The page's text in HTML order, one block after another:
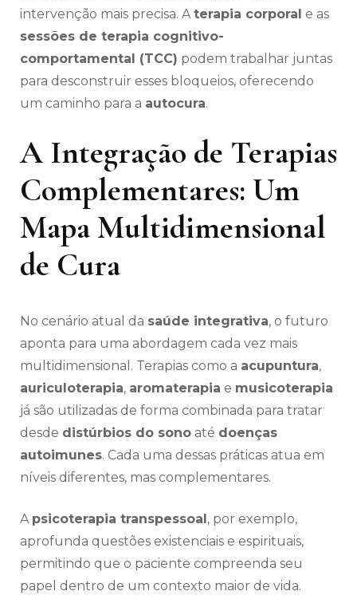
intervenção mais precisa. A terapia corporal e as
sessões de terapia cognitivo-
comportamental (TCC) podem trabalhar juntas
para desconstruir esses bloqueios, oferecendo
um caminho para a autocura.
A Integração de Terapias
Complementares: Um
Mapa Multidimensional
de Cura
No cenário atual da saúde integrativa, o futuro
aponta para uma abordagem cada vez mais
multidimensional. Terapias como a acupuntura,
auriculoterapia, aromaterapia e musicoterapia
já são utilizadas de forma combinada para tratar
desde distúrbios do sono até doenças
autoimunes. Cada uma dessas práticas atua em
níveis diferentes, mas complementares.
A psicoterapia transpessoal, por exemplo,
aprofunda questões existenciais e espirituais,
permitindo que o paciente compreenda seu
papel dentro de um contexto maior de vida.